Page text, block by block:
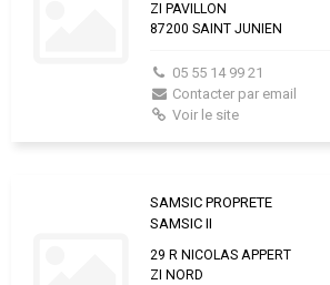
ZI PAVILLON
87200 SAINT JUNIEN
05 55 14 99 21
Contacter par email
Voir le site
SAMSIC PROPRETE
SAMSIC II
29 R NICOLAS APPERT
ZI NORD